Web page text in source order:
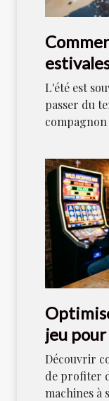
entre
L'été est
passer du
compagnon
jeu
dans
Découvrir
de profiter
machines à